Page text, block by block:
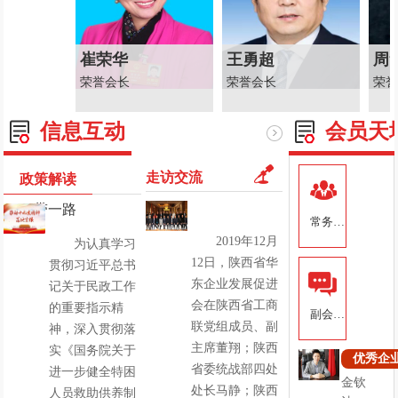
崔荣华
荣誉会长
王勇超
荣誉会长
周
荣誉
信息互动
政策解读
一带一路
为认真学习
贯彻习近平总书
记关于民政工作
的重要指示精
神，深入贯彻落
实《国务院关于
进一步健全特困
人员救助供养制
走访交流
2019年12月
12日，陕西省华
东企业发展促进
会在陕西省工商
联党组成员、副
主席董翔；陕西
省委统战部四处
处长马静；陕西
会员天
常务副
会长企
业
副会长
企业
优秀企
金钦